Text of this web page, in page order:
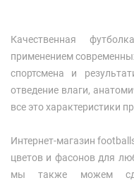
Качественная
применением
спортсмена и
отведение влаги,
все это характеристики
Интернет-магазин
цветов и фасонов для
мы также можем